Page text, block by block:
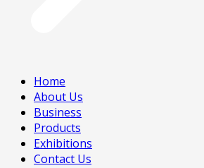
Home
About Us
Business
Products
Exhibitions
Contact Us